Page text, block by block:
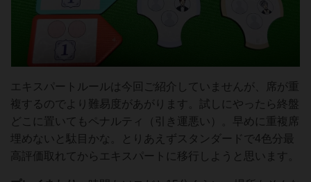
エキスパートルールは今回ご紹介していませんが、席が重
複するのでより難易度があがります。試しにやったら終盤
どこに置いてもペナルティ（引き運悪い）。早めに重複席
埋めないと駄目かな。とりあえずスタンダードで4色分最
高評価取れてからエキスパートに移行しようと思います。